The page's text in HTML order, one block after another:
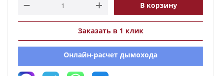
В корзину
Заказать в 1 клик
Онлайн-расчет дымохода